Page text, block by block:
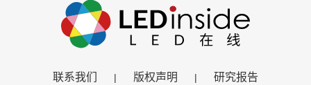
联系我们 | 版权声明 | 研究报告